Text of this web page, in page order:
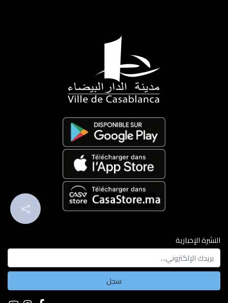
النشرة الإخبارية
سجل